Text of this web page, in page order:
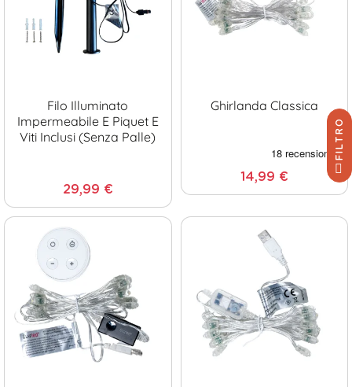
Filo Illuminato
Impermeabile E Piquet E
Viti Inclusi (senza Palle)
29,99 €
Ghirlanda Classica
14,99 €
FILTRO